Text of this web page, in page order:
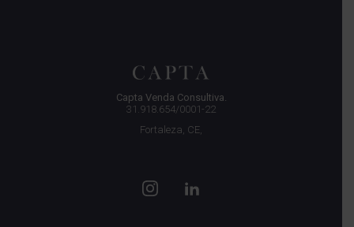
Capta Venda Consultiva.
31.918.654/0001-22
Fortaleza, CE,